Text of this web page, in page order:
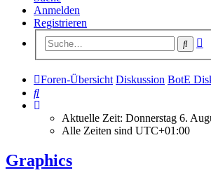
Anmelden
Registrieren
Suche
Foren-Übersicht Diskussion BotE
Suche
Aktuelle Zeit: Donnerstag 6.
Alle Zeiten sind UTC+01:00
Graphics